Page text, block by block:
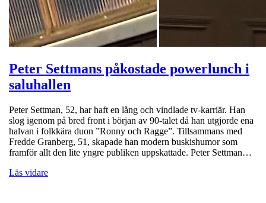
Peter Settmans påkostade powerlunch i
saluhallen
Peter Settman, 52, har haft en lång och vindlade tv-karriär. Han
slog igenom på bred front i början av 90-talet då han utgjorde ena
halvan i folkkära duon ”Ronny och Ragge”. Tillsammans med
Fredde Granberg, 51, skapade han modern buskishumor som
framför allt den lite yngre publiken uppskattade. Peter Settman…
Läs vidare